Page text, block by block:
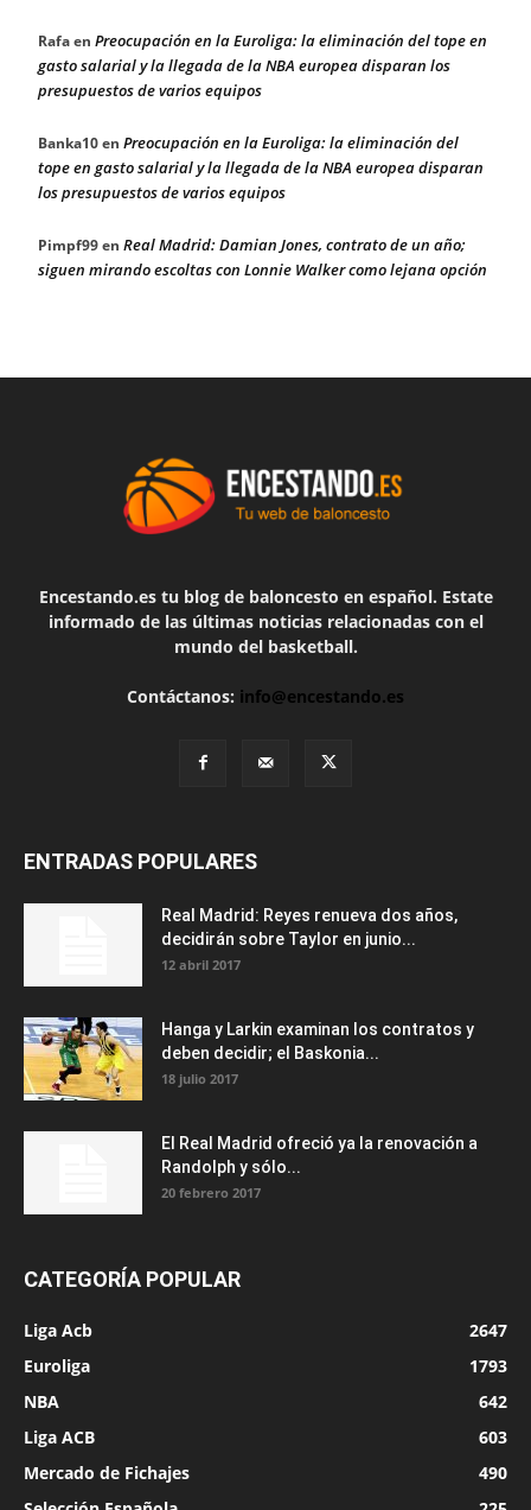
Rafaen Preocupación en la Euroliga: la eliminación del tope en
gasto salarial y la llegada de la NBA europea disparan los
presupuestos de varios equipos
Banka10en Preocupación en la Euroliga: la eliminación del
tope en gasto salarial y la llegada de la NBA europea disparan
los presupuestos de varios equipos
Pimpf99en Real Madrid: Damian Jones, contrato de un año;
siguen mirando escoltas con Lonnie Walker como lejana opción
Encestando.es tu blog de baloncesto en español. Estate
informado de las últimas noticias relacionadas con el
mundo del basketball.
Contáctanos: info@encestando.es
ENTRADAS POPULARES
Real Madrid: Reyes renueva dos años,
decidirán sobre Taylor en junio...
12 abril 2017
Hanga y Larkin examinan los contratos y
deben decidir; el Baskonia...
18 julio 2017
El Real Madrid ofreció ya la renovación a
Randolph y sólo...
20 febrero 2017
CATEGORÍA POPULAR
Liga Acb
2647
Euroliga
1793
NBA
642
Liga ACB
603
Mercado de Fichajes
490